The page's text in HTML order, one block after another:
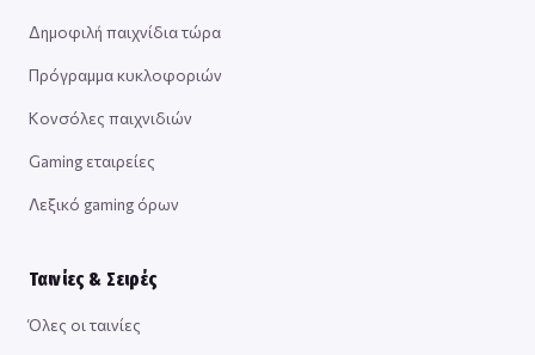
Δημοφιλή παιχνίδια τώρα
Πρόγραμμα κυκλοφοριών
Κονσόλες παιχνιδιών
Gaming εταιρείες
Λεξικό gaming όρων
Ταινίες & Σειρές
Όλες οι ταινίες